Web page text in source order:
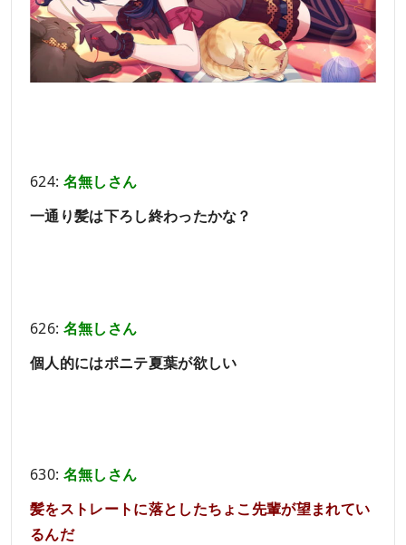
624: 名無しさん
一通り髪は下ろし終わったかな？
626: 名無しさん
個人的にはポニテ夏葉が欲しい
630: 名無しさん
髪をストレートに落としたちょこ先輩が望まれてい
るんだ